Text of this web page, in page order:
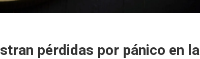
pérdidas por pánico en la